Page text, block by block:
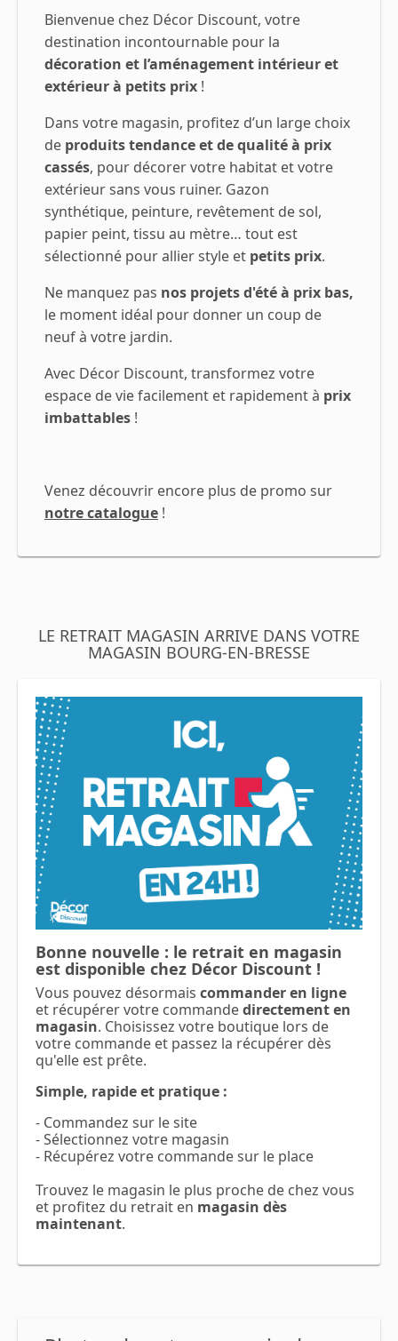
Bienvenue chez Décor Discount, votre
destination incontournable pour la
décoration et l’aménagement intérieur et
extérieur à petits prix !
Dans votre magasin, profitez d’un large choix
de produits tendance et de qualité à prix
cassés, pour décorer votre habitat et votre
extérieur sans vous ruiner. Gazon
synthétique, peinture, revêtement de sol,
papier peint, tissu au mètre… tout est
sélectionné pour allier style et petits prix.
Ne manquez pas nos projets d'été à prix bas,
le moment idéal pour donner un coup de
neuf à votre jardin.
Avec Décor Discount, transformez votre
espace de vie facilement et rapidement à prix
imbattables !
Venez découvrir encore plus de promo sur
notre catalogue !
LE RETRAIT MAGASIN ARRIVE DANS VOTRE
MAGASIN BOURG-EN-BRESSE
Bonne nouvelle : le retrait en magasin
est disponible chez Décor Discount !
Vous pouvez désormais commander en ligne
et récupérer votre commandedirectement en
magasin. Choisissez votre boutique lors de
votre commande et passez la récupérer dès
qu'elle est prête.
Simple, rapide et pratique :
- Commandez sur le site
- Sélectionnez votre magasin
- Récupérez votre commande sur le place
Trouvez le magasin le plus proche de chez vous
et profitez du retrait en magasin dès
maintenant.